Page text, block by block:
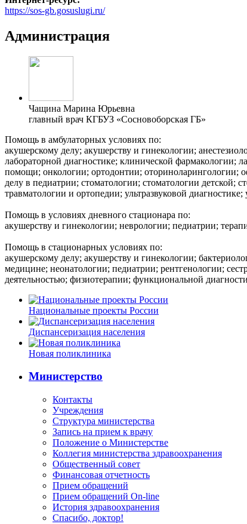
https://sos-gb.gosuslugi.ru/
Администрация
Чащина Марина Юрьевна
главный врач КГБУЗ «Сосновоборская ГБ»
Помощь в амбулаторных условиях по:
акушерскому делу; акушерству и гинекологии;
лабораторной диагностике; клинической фармакологии;
помощи; онкологии; ортодонтии; оториноларингологии;
делу в педиатрии; стоматологии; стоматологии детской;
травматологии и ортопедии; ультразвуковой
Помощь в условиях дневного стационара по:
акушерству и гинекологии; неврологии; педиатрии;
Помощь в стационарных условиях по:
акушерскому делу; акушерству и гинекологии;
медицине; неонатологии; педиатрии; рентгенологии;
деятельностью; физиотерапии; функциональной
Национальные проекты России
Диспансеризация населения
Новая поликлиника
Министерство
Контакты
Учреждения
Структура министерства
Запись на прием к врачу
Положение о Министерстве
Коллегия министерства здравоохранения
Общественный совет
Финансовая отчетность
Прием обращений
Прием обращений On-line
История здравоохранения
Спасибо, доктор!